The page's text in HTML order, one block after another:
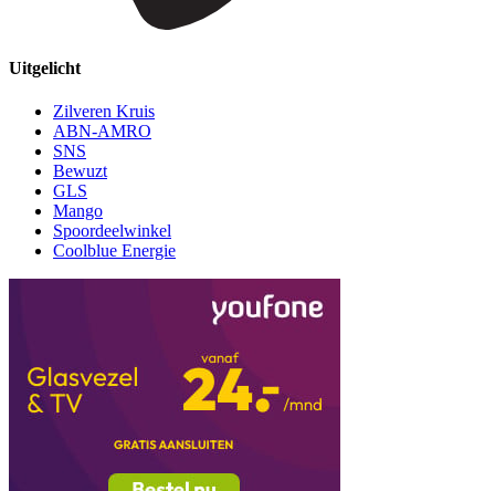
Uitgelicht
Zilveren Kruis
ABN-AMRO
SNS
Bewuzt
GLS
Mango
Spoordeelwinkel
Coolblue Energie